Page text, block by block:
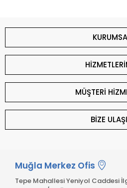
MÜŞTERİ
BİZE
Muğla Merkez Ofis
Tepe Mahallesi Yeniyol Caddesi